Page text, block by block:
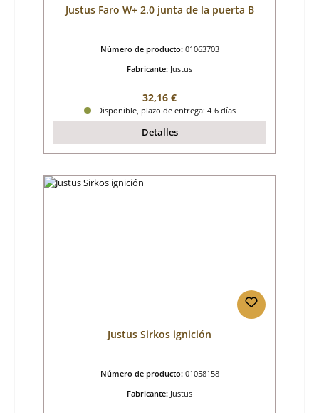
Justus Faro W+ 2.0 junta de la puerta B
Número de producto: 01063703
Fabricante: Justus
Precio normal:
32,16 €
Disponible, plazo de entrega: 4-6 días
Detalles
Justus Sirkos ignición
Número de producto: 01058158
Fabricante: Justus